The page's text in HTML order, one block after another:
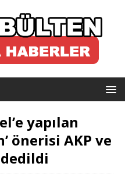
yapılan
önerisi AKP ve